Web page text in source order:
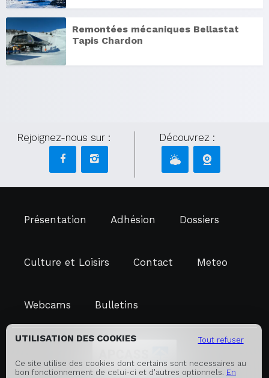
Remontées mécaniques Bellastat
Tapis Chardon
Tout refuser
UTILISATION DES COOKIES
Ce site utilise des cookies dont certains sont necessaires au
bon fonctionnement de celui-ci et d'autres optionnels. En
Rejoignez-nous sur : Découvrez :
Présentation Adhésion Dossiers
Culture et Loisirs Contact Meteo
Webcams Bulletins